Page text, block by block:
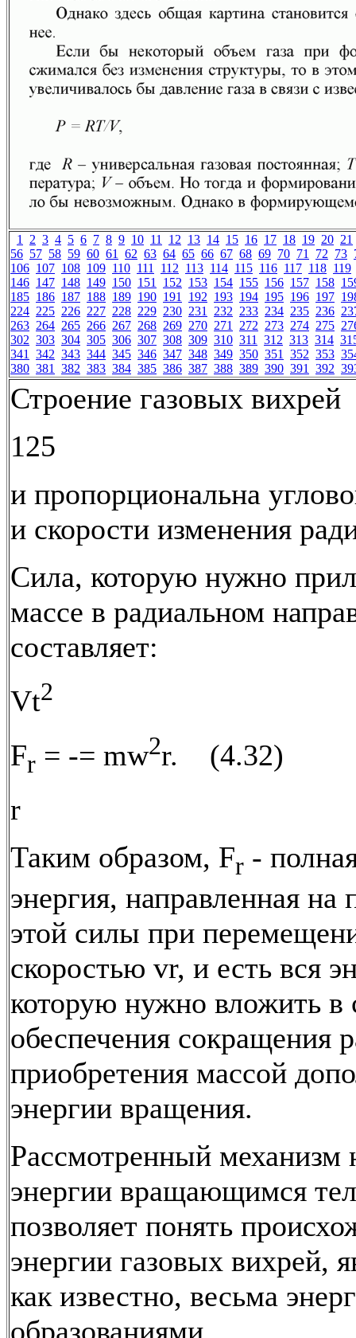
1 2 3 4 5 6 7 8 9 10 11 12 13 14 15 16 17 18 19 20 21
56 57 58 59 60 61 62 63 64 65 66 67 68 69 70 71 72 73
106 107 108 109 110 111 112 113 114 115 116 117 118 119
146 147 148 149 150 151 152 153 154 155 156 157 158
185 186 187 188 189 190 191 192 193 194 195 196 197
224 225 226 227 228 229 230 231 232 233 234 235 236
263 264 265 266 267 268 269 270 271 272 273 274 275
302 303 304 305 306 307 308 309 310 311 312 313 314
341 342 343 344 345 346 347 348 349 350 351 352 353
380 381 382 383 384 385 386 387 388 389 390 391 392
Строение газовых вихрей
125
и пропорциональна
и скорости изменения
Сила, которую нужно
массе в радиальном
составляет:
Vt2
Fr = -= mw2r. (4.32)
r
Таким образом, Fr -
энергия, направленная на
этой силы при
скоростью vr, и есть вся
которую нужно вложить в
обеспечения сокращения
приобретения массой
энергии вращения.
Рассмотренный механизм
энергии вращающимся
позволяет понять
энергии газовых вихрей,
как известно, весьма
образованиями.